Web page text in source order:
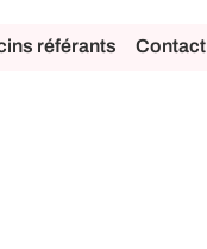
référants Contact